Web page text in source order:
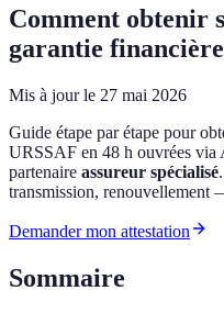
Comment obtenir
garantie
Mis à jour le 27 mai 2026
Guide étape par étape pour
URSSAF en 48 h ouvrées via
partenaire assureur spécialisé
transmission, renouvellement
Demander mon attestation
Sommaire